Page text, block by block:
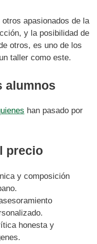
apasionados de la
y la posibilidad de
otros, es uno de los
taller como este.
alumnos
han pasado por
precio
y composición
honesta y